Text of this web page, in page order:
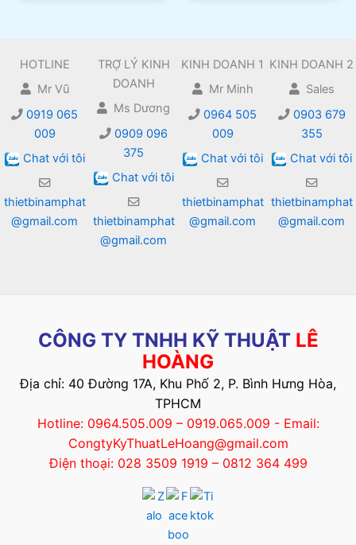
HOTLINE
Mr Vũ
0919 065
009
Chat với tôi
thietbinamphat
@gmail.com
TRỢ LÝ KINH
DOANH
Ms Dương
0909 096
375
Chat với tôi
thietbinamphat
@gmail.com
KINH DOANH 1
Mr Minh
0964 505
009
Chat với tôi
thietbinamphat
@gmail.com
KINH DOANH 2
Sales
0903 679
355
Chat với tôi
thietbinamphat
@gmail.com
CÔNG TY TNHH KỸ THUẬT LÊ
HOÀNG
Địa chỉ: 40 Đường 17A, Khu Phố 2, P. Bình Hưng Hòa,
TPHCM
Hotline: 0964.505.009 – 0919.065.009 - Email:
CongtyKyThuatLeHoang@gmail.com
Điện thoại: 028 3509 1919 – 0812 364 499